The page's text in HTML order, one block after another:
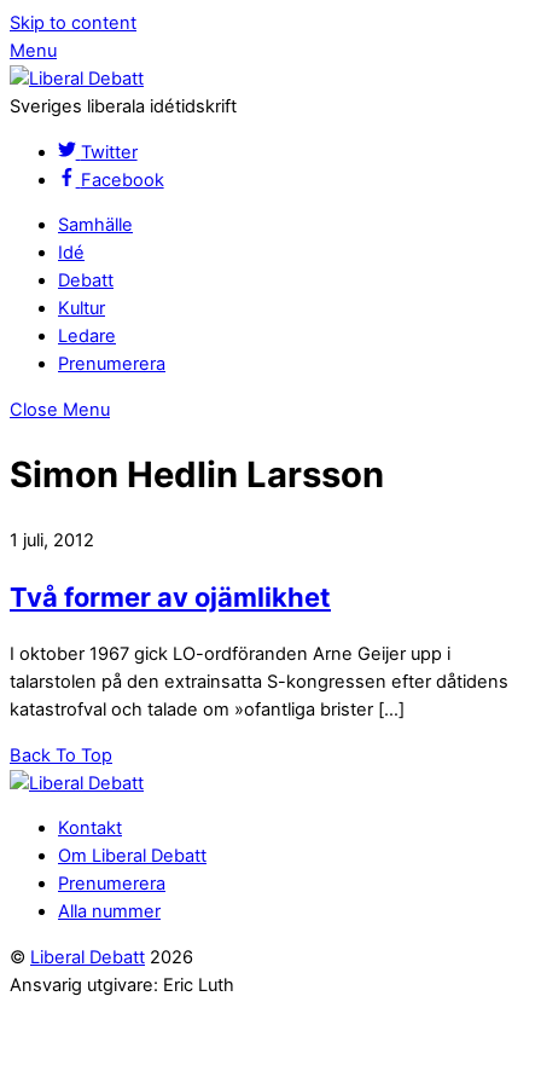
Skip to content
Menu
Sveriges liberala idétidskrift
Twitter
Facebook
Samhälle
Idé
Debatt
Kultur
Ledare
Prenumerera
Close Menu
Simon Hedlin Larsson
1 juli, 2012
Två former av ojämlikhet
I oktober 1967 gick LO-ordföranden Arne Geijer upp i
talarstolen på den extrainsatta S-kongressen efter dåtidens
katastrofval och talade om »ofantliga brister […]
Back To Top
Kontakt
Om Liberal Debatt
Prenumerera
Alla nummer
© Liberal Debatt 2026
Ansvarig utgivare: Eric Luth